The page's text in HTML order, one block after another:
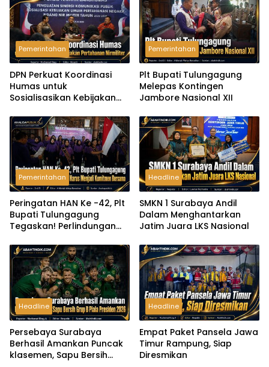
Pemerintahan
DPN Perkuat Koordinasi
Humas untuk
Sosialisasikan Kebijakan
Pemerintahan
Plt Bupati Tulungagung
Melepas Kontingen
Jambore Nasional XII
Pemerintahan
Peringatan HAN Ke -42, Plt
Bupati Tulungagung
Tegaskan! Perlindungan
Komitmen Bersama
Headline
SMKN 1 Surabaya Andil
Dalam Menghantarkan
Jatim Juara LKS Nasional
Headline
Persebaya Surabaya
Berhasil Amankan Puncak
klasemen, Sapu Bersih
Headline
Empat Paket Pansela Jawa
Timur Rampung, Siap
Diresmikan